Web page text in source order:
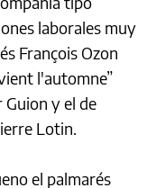
laborales muy
François Ozon
l'automne”
Guion y el de
Lotin.
el palmarés